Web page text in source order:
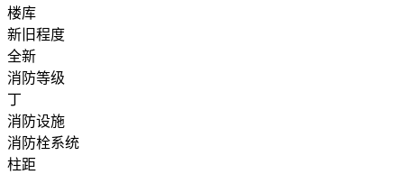
楼库
新旧程度
全新
消防等级
丁
消防设施
消防栓系统
柱距